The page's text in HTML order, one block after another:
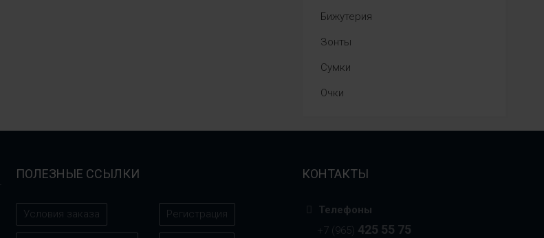
Бижутерия
Зонты
Сумки
Очки
ПОЛЕЗНЫЕ ССЫЛКИ
Условия заказа Регистрация
КОНТАКТЫ
Телефоны
+7 (965) 425 55 75